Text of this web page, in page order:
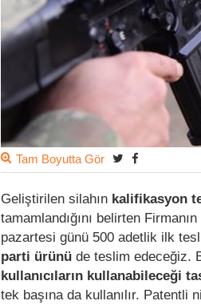
Tam Boyutta Gör
Geliştirilen silahın kalifikasyon
tamamlandığını belirten
pazartesi günü 500 adetlik ilk
parti ürünü de teslim edeceğiz.
kullanıcıların kullanabileceği
tek başına da kullanılır. Patentli